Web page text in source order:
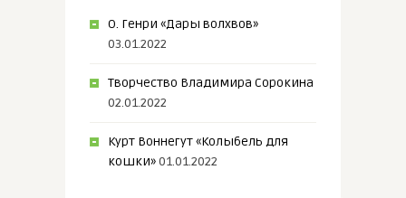
О. Генри «Дары волхвов»
03.01.2022
Творчество Владимира Сорокина
02.01.2022
Курт Воннегут «Колыбель для
кошки» 01.01.2022